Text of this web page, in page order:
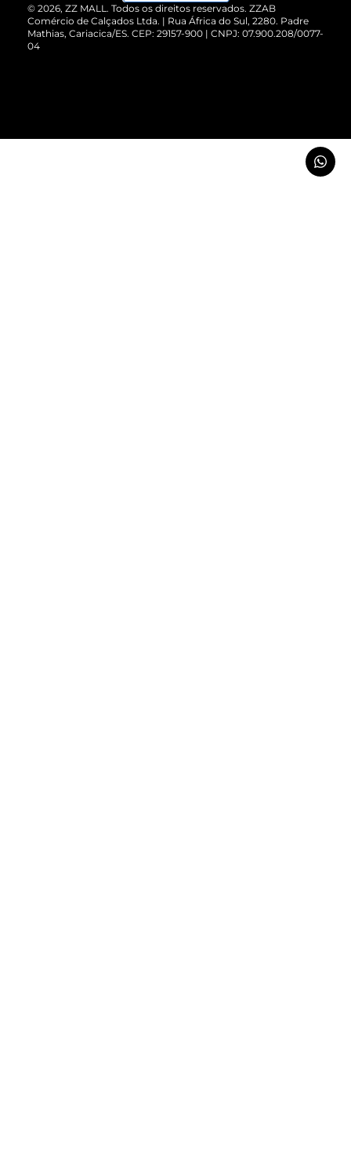
Cartão Presente
Vendas Corporativas
© 2026, ZZ MALL. Todos os direitos reservados. ZZAB
Comércio de Calçados Ltda. | Rua África do Sul, 2280. Padre
Mathias, Cariacica/ES. CEP: 29157-900 | CNPJ: 07.900.208/0077-
04